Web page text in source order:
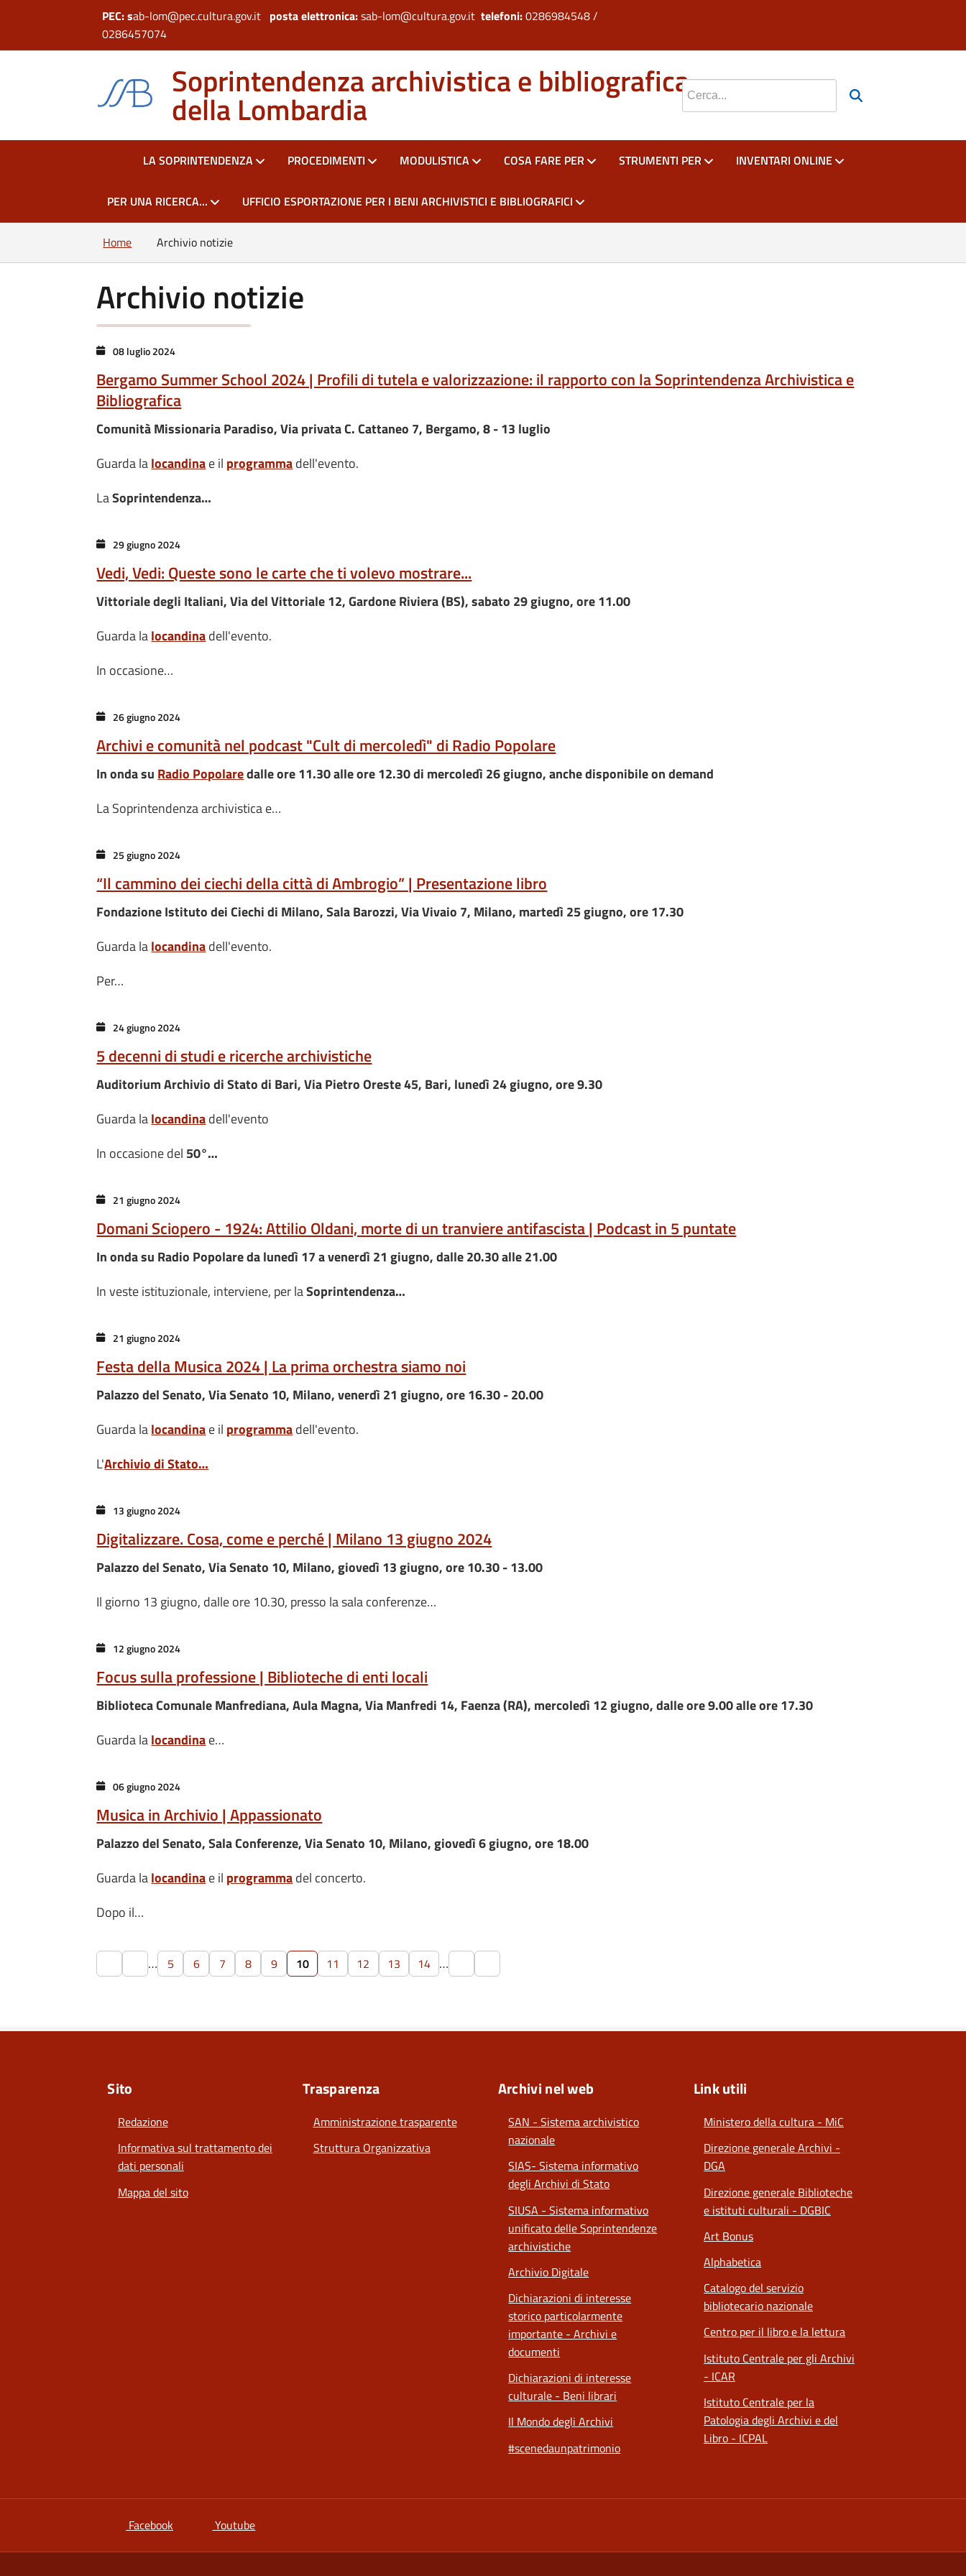
PEC: sab-lom@pec.cultura.gov.it posta elettronica:sab-lom@cultura.gov.ittelefoni:0286984548 /
0286457074
Soprintendenza archivistica e bibliografica
della Lombardia
HOMELA SOPRINTENDENZA PROCEDIMENTI MODULISTICA COSA FARE PER STRUMENTI PER INVENTARI ONLINE
PER UNA RICERCA... UFFICIO ESPORTAZIONE PER I BENI ARCHIVISTICI E BIBLIOGRAFICI
Home Archivio notizie
Archivio notizie
08 luglio 2024
Bergamo Summer School 2024 | Profili di tutela e valorizzazione: il rapporto con la Soprintendenza Archivistica e
Bibliografica
Comunità Missionaria Paradiso, Via privata C. Cattaneo 7, Bergamo, 8 - 13 luglio
Guarda lalocandinae il programmadell'evento.
LaSoprintendenza…
29 giugno 2024
Vedi, Vedi: Queste sono le carte che ti volevo mostrare...
Vittoriale degli Italiani, Via del Vittoriale 12, Gardone Riviera (BS), sabato 29 giugno, ore 11.00
Guarda lalocandinadell'evento.
In occasione…
26 giugno 2024
Archivi e comunità nel podcast "Cult di mercoledì" di Radio Popolare
In onda su Radio Popolaredalle ore 11.30 alle ore 12.30 di mercoledì 26 giugno, anche disponibile on demand
La Soprintendenza archivistica e…
25 giugno 2024
“Il cammino dei ciechi della città di Ambrogio” | Presentazione libro
Fondazione Istituto dei Ciechi di Milano, Sala Barozzi, Via Vivaio 7, Milano, martedì 25 giugno, ore 17.30
Guarda lalocandinadell'evento.
Per…
24 giugno 2024
5 decenni di studi e ricerche archivistiche
Auditorium Archivio di Stato di Bari, Via Pietro Oreste 45, Bari, lunedì 24 giugno, ore 9.30
Guarda lalocandinadell'evento
In occasione del 50°…
21 giugno 2024
Domani Sciopero - 1924: Attilio Oldani, morte di un tranviere antifascista | Podcast in 5 puntate
In onda su Radio Popolare da lunedì 17 a venerdì 21 giugno, dalle 20.30 alle 21.00
In veste istituzionale, interviene, per laSoprintendenza…
21 giugno 2024
Festa della Musica 2024 | La prima orchestra siamo noi
Palazzo del Senato, Via Senato 10, Milano, venerdì 21 giugno, ore 16.30 - 20.00
Guarda lalocandinae il programmadell'evento.
L'Archivio di Stato…
13 giugno 2024
Digitalizzare. Cosa, come e perché | Milano 13 giugno 2024
Palazzo del Senato, Via Senato 10, Milano, giovedì 13 giugno, ore 10.30 - 13.00
Il giorno 13 giugno, dalle ore 10.30, presso la sala conferenze…
12 giugno 2024
Focus sulla professione | Biblioteche di enti locali
Biblioteca Comunale Manfrediana, Aula Magna, Via Manfredi 14, Faenza (RA), mercoledì 12 giugno, dalle ore 9.00 alle ore 17.30
Guarda lalocandinae…
06 giugno 2024
Musica in Archivio | Appassionato
Palazzo del Senato, Sala Conferenze, Via Senato 10, Milano, giovedì 6 giugno, ore 18.00
Guarda lalocandinae il programmadel concerto.
Dopo il…
… 5 6 7 8 9 10 11 12 13 14 …
Sito
Redazione
Informativa sul trattamento dei
dati personali
Mappa del sito
Trasparenza
Amministrazione trasparente
Struttura Organizzativa
Archivi nel web
SAN - Sistema archivistico
nazionale
SIAS- Sistema informativo
degli Archivi di Stato
SIUSA - Sistema informativo
unificato delle Soprintendenze
archivistiche
Archivio Digitale
Dichiarazioni di interesse
storico particolarmente
importante - Archivi e
documenti
Dichiarazioni di interesse
culturale - Beni librari
Il Mondo degli Archivi
#scenedaunpatrimonio
Link utili
Ministero della cultura - MiC
Direzione generale Archivi -
DGA
Direzione generale Biblioteche
e istituti culturali - DGBIC
Art Bonus
Alphabetica
Catalogo del servizio
bibliotecario nazionale
Centro per il libro e la lettura
Istituto Centrale per gli Archivi
- ICAR
Istituto Centrale per la
Patologia degli Archivi e del
Libro - ICPAL
Facebooksi apre in una nuova scheda
Youtubesi apre in una nuova scheda